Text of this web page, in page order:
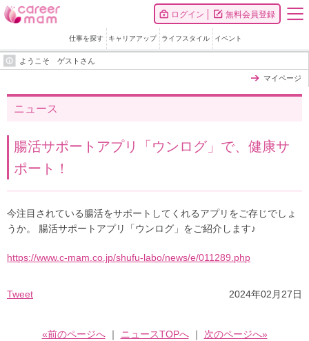
ログイン 無料会員登録
仕事を探す キャリアアップ ライフスタイル イベント
ようこそ ゲストさん
マイページ
ニュース
腸活サポートアプリ「ウンログ」で、健康サ
ポート！
今注目されている腸活をサポートしてくれるアプリをご存じでしょ
うか。 腸活サポートアプリ「ウンログ」をご紹介します♪
https://www.c-mam.co.jp/shufu-labo/news/e/011289.php
Tweet 2024年02月27日
«前のページへ｜ ニュースTOPへ｜ 次のページへ»